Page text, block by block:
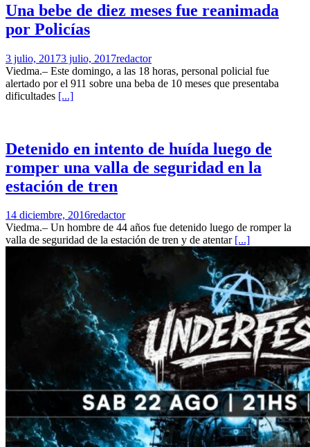
Una bebe de diez meses fue reanimada
por Policías
3 julio, 20173 julio, 2017redactor
Viedma.– Este domingo, a las 18 horas, personal policial fue
alertado por el 911 sobre una beba de 10 meses que presentaba
dificultades [...]
Detenido en intento de huída luego de
romper una valla de seguridad en la
estación de tren
14 diciembre, 2016redactor
Viedma.– Un hombre de 44 años fue detenido luego de romper la
valla de seguridad de la estación de tren y de atentar [...]